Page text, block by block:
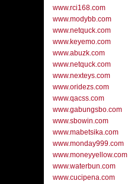
www.rci168.com
www.modybb.com
www.netquck.com
www.keyemo.com
www.abuzk.com
www.netquck.com
www.nexteys.com
www.oridezs.com
www.qacss.com
www.gabungsbo.com
www.sbowin.com
www.mabetsika.com
www.monday999.com
www.moneyyellow.com
www.waterbun.com
www.cucipena.com